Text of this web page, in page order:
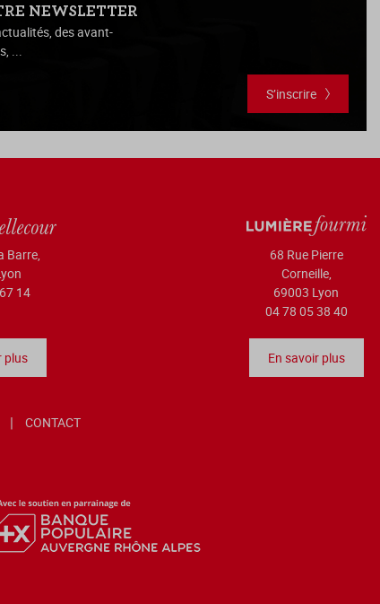
NEWSLETTER
des avant-
...
S’inscrire
Barre,
14
plus
68 Rue Pierre
Corneille,
69003 Lyon
04 78 05 38 40
En savoir plus
CONTACT